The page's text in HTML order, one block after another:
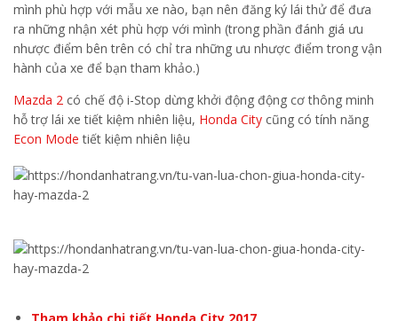
mình phù hợp với mẫu xe nào, bạn nên đăng ký lái thử để đưa
ra những nhận xét phù hợp với mình (trong phần đánh giá ưu
nhược điểm bên trên có chỉ tra những ưu nhược điểm trong vận
hành của xe để bạn tham khảo.)
Mazda 2 có chế độ i-Stop dừng khởi động động cơ thông minh
hỗ trợ lái xe tiết kiệm nhiên liệu, Honda City cũng có tính năng
Econ Mode tiết kiệm nhiên liệu